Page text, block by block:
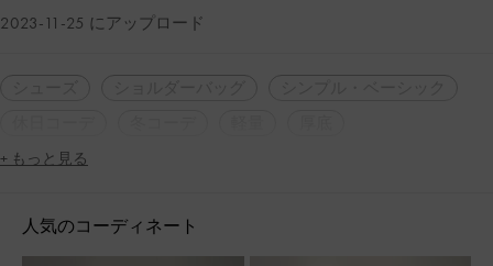
2023-11-25 にアップロード
+ もっと見る
人気のコーディネート